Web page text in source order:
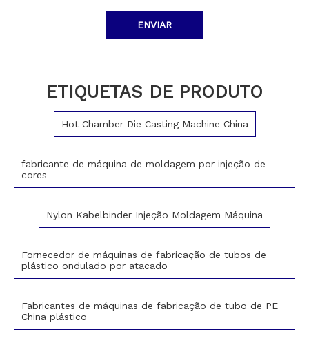
ENVIAR
ETIQUETAS DE PRODUTO
Hot Chamber Die Casting Machine China
fabricante de máquina de moldagem por injeção de
cores
Nylon Kabelbinder Injeção Moldagem Máquina
Fornecedor de máquinas de fabricação de tubos de
plástico ondulado por atacado
Fabricantes de máquinas de fabricação de tubo de PE
China plástico